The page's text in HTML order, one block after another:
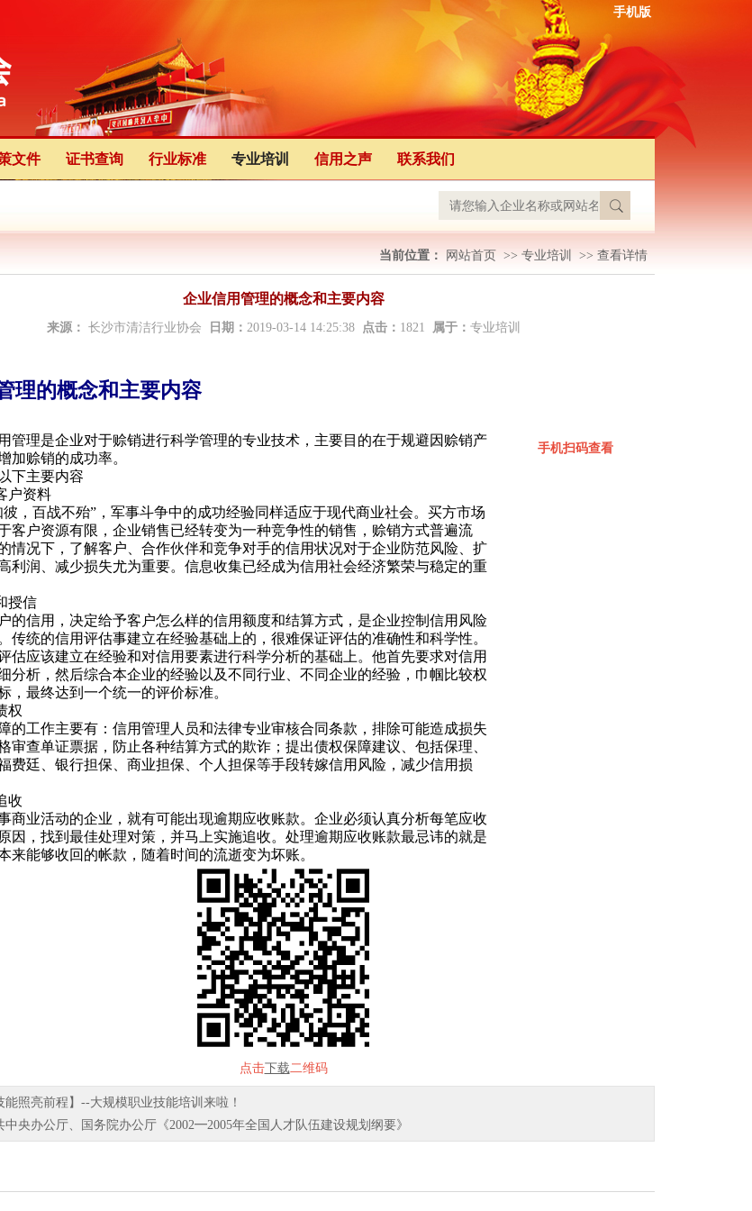
手机版
文件 证书查询 行业标准 专业培训 信用之声 联系我们
当前位置： 网站首页 >> 专业培训 >> 查看详情
企业信用管理的概念和主要内容
来源： 长沙市清洁行业协会 日期： 2019-03-14 14:25:38 点击： 1821 属于： 专业培训
理的概念和主要内容
理是企业对于赊销进行科学管理的专业技术，主要目的在于规避因赊销产
加赊销的成功率。
主要内容
资料
百战不殆”，军事斗争中的成功经验同样适应于现代商业社会。买方市场
客户资源有限，企业销售已经转变为一种竞争性的销售，赊销方式普遍流
情况下，了解客户、合作伙伴和竞争对手的信用状况对于企业防范风险、扩
利润、减少损失尤为重要。信息收集已经成为信用社会经济繁荣与稳定的重
信
信用，决定给予客户怎么样的信用额度和结算方式，是企业控制信用风险
传统的信用评估事建立在经验基础上的，很难保证评估的准确性和科学性。
估应该建立在经验和对信用要素进行科学分析的基础上。他首先要求对信用
分析，然后综合本企业的经验以及不同行业、不同企业的经验，巾帼比较权
，最终达到一个统一的评价标准。
权
工作主要有：信用管理人员和法律专业审核合同条款，排除可能造成损失
审查单证票据，防止各种结算方式的欺诈；提出债权保障建议、包括保理、
费廷、银行担保、商业担保、个人担保等手段转嫁信用风险，减少信用损
收
业活动的企业，就有可能出现逾期应收账款。企业必须认真分析每笔应收
因，找到最佳处理对策，并马上实施追收。处理逾期应收账款最忌讳的就是
来能够收回的帐款，随着时间的流逝变为坏账。
手机扫码查看
点击下载二维码
能照亮前程】--大规模职业技能培训来啦！
中央办公厅、国务院办公厅《2002━2005年全国人才队伍建设规划纲要》